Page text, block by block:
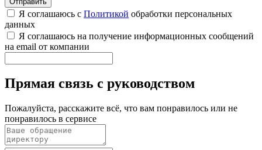
Я соглашаюсь с Политикой обработки персональных
данных
Я соглашаюсь на получение информационных сообщений
на email от компании
Прямая связь с руководством
Пожалуйста, расскажите всё, что вам понравилось или не
понравилось в сервисе